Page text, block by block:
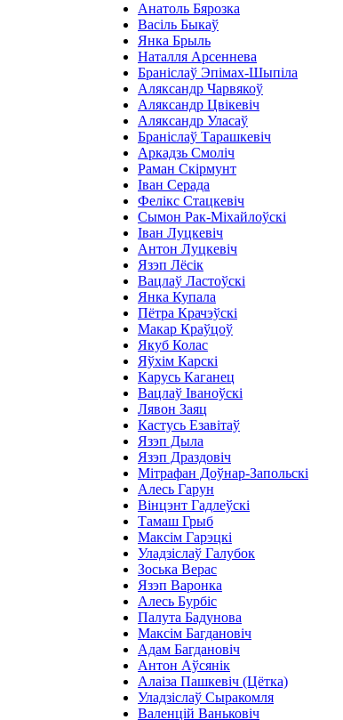
Анатоль Бярозка
Васіль Быкаў
Янка Брыль
Наталля Арсеннева
Браніслаў Эпімах-Шыпіла
Аляксандр Чарвякоў
Аляксандр Цвікевіч
Аляксандр Уласаў
Браніслаў Тарашкевіч
Аркадзь Смоліч
Раман Скірмунт
Іван Серада
Фелікс Стацкевіч
Сымон Рак-Міхайлоўскі
Іван Луцкевіч
Антон Луцкевіч
Язэп Лёсік
Вацлаў Ластоўскі
Янка Купала
Пётра Крачэўскі
Макар Краўцоў
Якуб Колас
Яўхім Карскі
Карусь Каганец
Вацлаў Іваноўскі
Лявон Заяц
Кастусь Езавітаў
Язэп Дыла
Язэп Драздовіч
Мітрафан Доўнар-Запольскі
Алесь Гарун
Вінцэнт Гадлеўскі
Тамаш Грыб
Максім Гарэцкі
Уладзіслаў Галубок
Зоська Верас
Язэп Варонка
Алесь Бурбіс
Палута Бадунова
Максім Багдановіч
Адам Багдановіч
Антон Аўсянік
Алаіза Пашкевіч (Цётка)
Уладзіслаў Сыракомля
Валенцій Ваньковіч